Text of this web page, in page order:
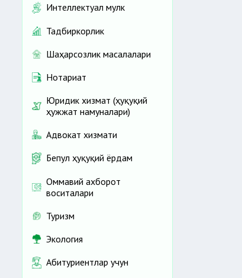
Интеллектуал мулк
Тадбиркорлик
Шаҳарсозлик масалалари
Нотариат
Юридик хизмат (ҳуқуқий
ҳужжат намуналари)
Адвокат хизмати
Бепул ҳуқуқий ёрдам
Оммавий ахборот
воситалари
Туризм
Экология
Абитуриентлар учун